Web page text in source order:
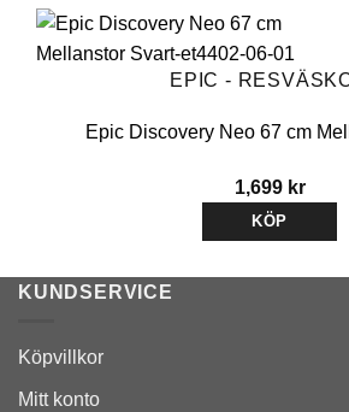
EPIC -
Epic Discovery Neo 67 cm
1,699 kr
KÖP
KUNDSERVICE
Köpvillkor
Mitt konto